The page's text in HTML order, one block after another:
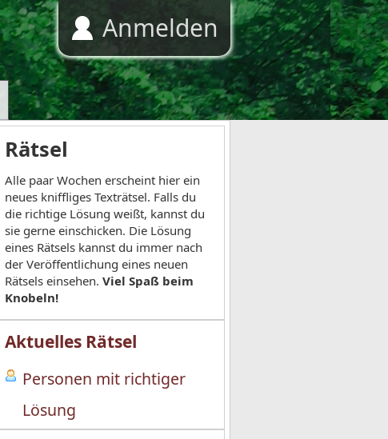
Anmelden
Rätsel
Alle paar Wochen erscheint hier ein
neues kniffliges Texträtsel. Falls du
die richtige Lösung weißt, kannst du
sie gerne einschicken. Die Lösung
eines Rätsels kannst du immer nach
der Veröffentlichung eines neuen
Rätsels einsehen. Viel Spaß beim
Knobeln!
Aktuelles Rätsel
Personen mit richtiger
Lösung